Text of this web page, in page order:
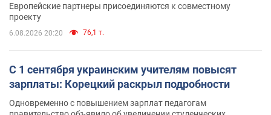
Европейские партнеры присоединяются к совместному
проекту
6.08.2026 20:20 76,1 т.
С 1 сентября украинским учителям повысят
зарплаты: Корецкий раскрыл подробности
Одновременно с повышением зарплат педагогам